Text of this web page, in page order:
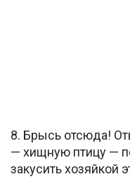
8. Брысь отсюда!
— хищную птицу —
закусить хозяйкой